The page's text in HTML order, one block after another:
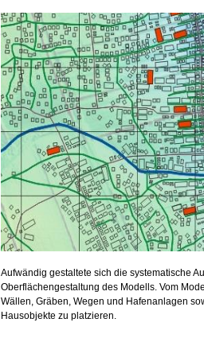
Aufwändig gestaltete sich die systematische
Oberflächengestaltung des Modells. Vom
Wällen, Gräben, Wegen und Hafenanlagen
Hausobjekte zu platzieren.